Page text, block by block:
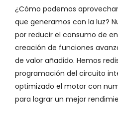
¿Cómo podemos
que generamos con la luz?
por reducir el consumo de
creación de funciones
de valor añadido. Hemos
programación del circuito
optimizado el motor con
para lograr un mejor